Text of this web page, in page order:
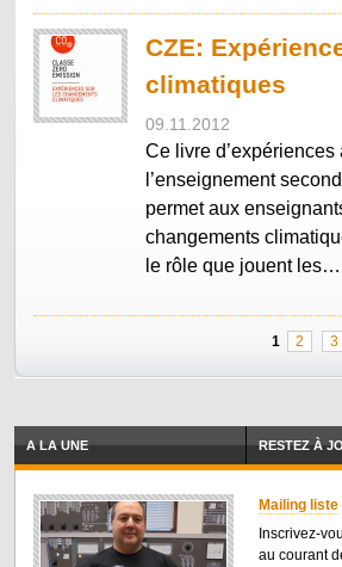
CZE:
climatiques
09.11.2012
Ce livre
l’enseignement
permet aux
changements
le rôle que jouent les…
1 2 3
A LA UNE RESTEZ À
Mailing liste
Inscrivez-
au courant